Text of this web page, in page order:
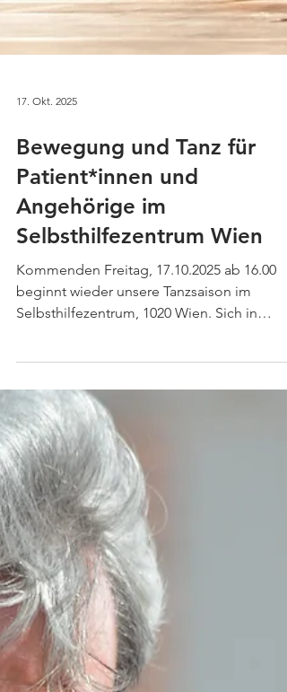
17. Okt. 2025
Bewegung und Tanz für
Patient*innen und
Angehörige im
Selbsthilfezentrum Wien
Kommenden Freitag, 17.10.2025 ab 16.00
beginnt wieder unsere Tanzsaison im
Selbsthilfezentrum, 1020 Wien. Sich in
seinem Körper (wieder) lebendig fühlen,
trotz Erkrankung, das ist ein Wunsch vieler
Betroffener. Bewegung und Tanz kann da